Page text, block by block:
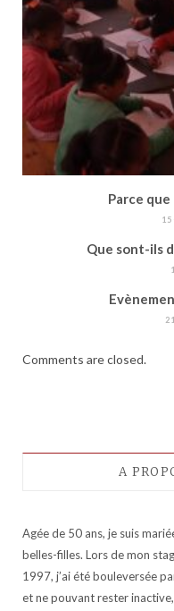
Parce
15
Que sont-ils
Comments are closed.
A
Agée de 50 ans, je suis
belles-filles. Lors de mon
1997, j’ai été bouleversée
et ne pouvant rester inactive,